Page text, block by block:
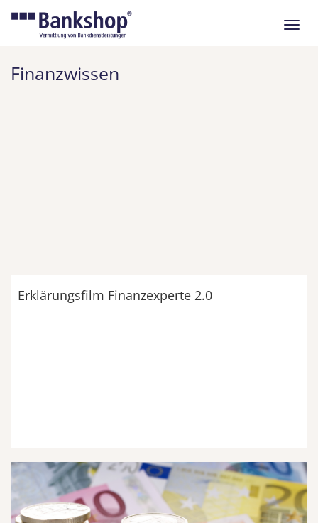
Finanzwissen
Erklärungsfilm Finanzexperte 2.0